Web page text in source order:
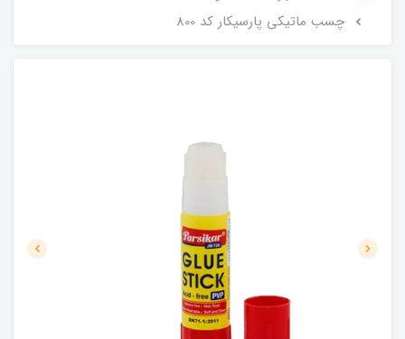
چسب ماتیکی پارسیکار کد 800